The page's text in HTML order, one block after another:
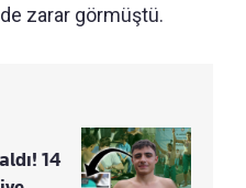
zarar görmüştü.
14